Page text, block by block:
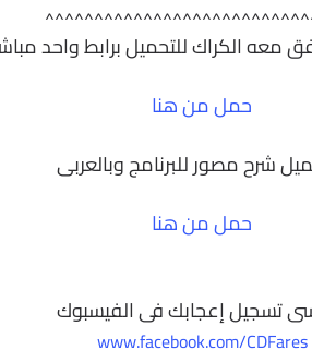
حمل من هنا
شرح مصور للبرنامج وبالعربى
حمل من هنا
تسجيل إعجابك فى الفيسبوك
www.facebook.com/CDFares